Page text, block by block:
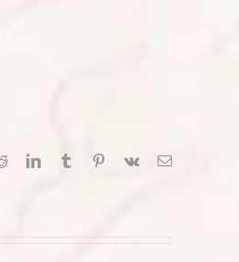
RedditLinkedInTumblr Pinterest
Vk
Correo